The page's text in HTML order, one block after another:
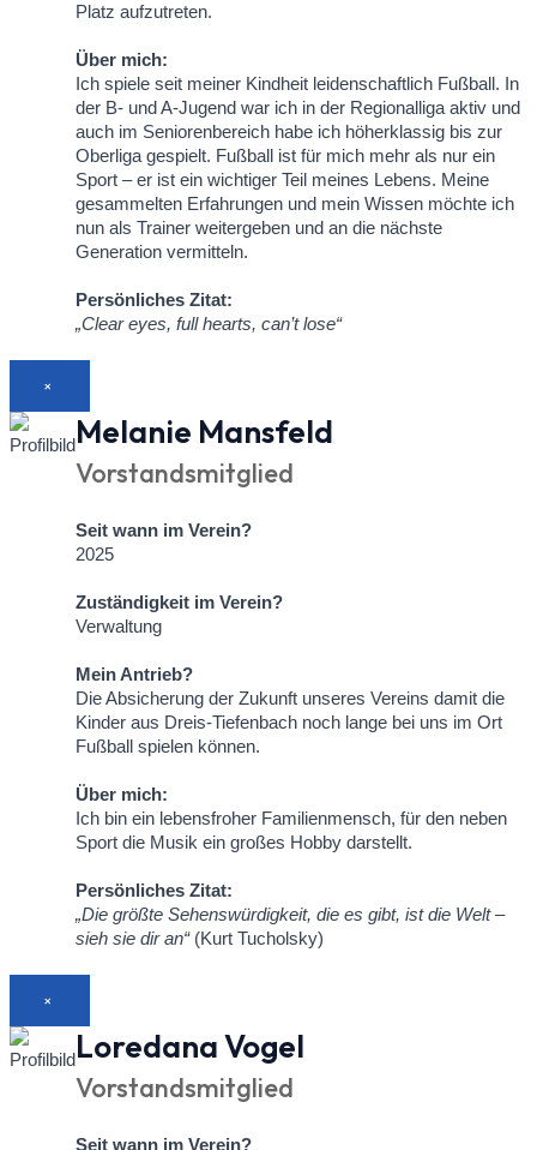
Platz aufzutreten.
Über mich:
Ich spiele seit meiner Kindheit leidenschaftlich Fußball. In
der B- und A-Jugend war ich in der Regionalliga aktiv und
auch im Seniorenbereich habe ich höherklassig bis zur
Oberliga gespielt. Fußball ist für mich mehr als nur ein
Sport – er ist ein wichtiger Teil meines Lebens. Meine
gesammelten Erfahrungen und mein Wissen möchte ich
nun als Trainer weitergeben und an die nächste
Generation vermitteln.
Persönliches Zitat:
„Clear eyes, full hearts, can’t lose“
×
Melanie Mansfeld
Vorstandsmitglied
Seit wann im Verein?
2025
Zuständigkeit im Verein?
Verwaltung
Mein Antrieb?
Die Absicherung der Zukunft unseres Vereins damit die
Kinder aus Dreis-Tiefenbach noch lange bei uns im Ort
Fußball spielen können.
Über mich:
Ich bin ein lebensfroher Familienmensch, für den neben
Sport die Musik ein großes Hobby darstellt.
Persönliches Zitat:
„Die größte Sehenswürdigkeit, die es gibt, ist die Welt –
sieh sie dir an“(Kurt Tucholsky)
×
Loredana Vogel
Vorstandsmitglied
Seit wann im Verein?